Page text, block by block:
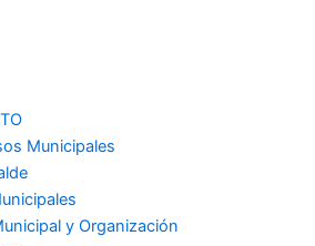
Municipales
y Organización